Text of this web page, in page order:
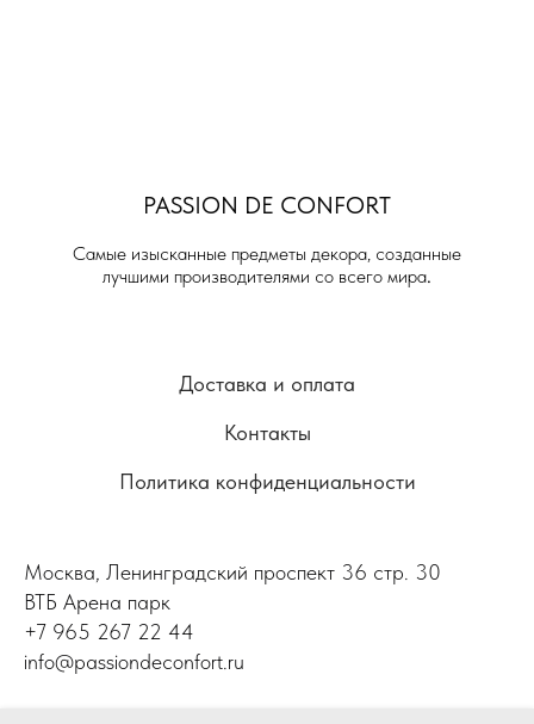
PASSION DE CONFORT
Самые изысканные предметы декора, созданные
лучшими производителями со всего мира.
Доставка и оплата
Контакты
Политика конфиденциальности
Москва, Ленинградский проспект 36 стр. 30
ВТБ Арена парк
+7 965 267 22 44
info@passiondeconfort.ru